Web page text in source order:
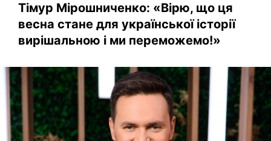
Тімур Мірошниченко: «Вірю, що ця
весна стане для української історії
вирішальною і ми переможемо!»